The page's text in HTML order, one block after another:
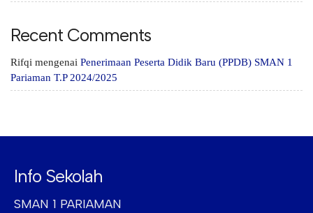
Recent Comments
Rifqi mengenai Penerimaan Peserta Didik Baru (PPDB) SMAN 1
Pariaman T.P 2024/2025
Info Sekolah
SMAN 1 PARIAMAN